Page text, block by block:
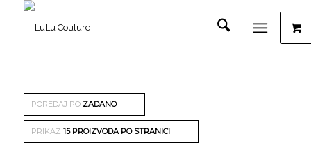
POREDAJ PO ZADANO
PRIKAZ 15 PROIZVODA PO STRANICI